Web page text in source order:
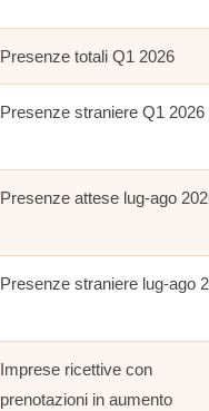
Presenze totali Q1 2026
Presenze straniere Q1 2026
Presenze attese lug-ago
Presenze straniere lug-ago
Imprese ricettive con
prenotazioni in aumento